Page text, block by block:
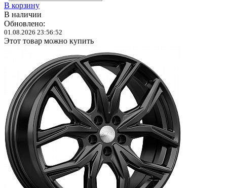
В корзину
В наличии
Обновлено:
01.08.2026 23:56:52
Этот товар можно купить